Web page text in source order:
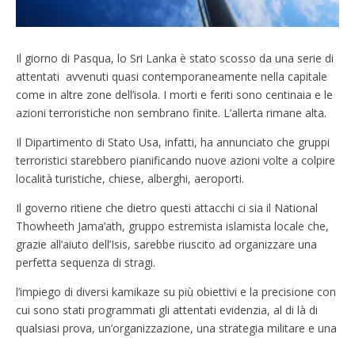
Il giorno di Pasqua, lo Sri Lanka è stato scosso da una serie di
attentati avvenuti quasi contemporaneamente nella capitale
come in altre zone dell’isola. I morti e feriti sono centinaia e le
azioni terroristiche non sembrano finite. L’allerta rimane alta.
Il Dipartimento di Stato Usa, infatti, ha annunciato che gruppi
terroristici starebbero pianificando nuove azioni volte a colpire
località turistiche, chiese, alberghi, aeroporti.
Il governo ritiene che dietro questi attacchi ci sia il National
Thowheeth Jama’ath, gruppo estremista islamista locale che,
grazie all’aiuto dell’Isis, sarebbe riuscito ad organizzare una
perfetta sequenza di stragi.
l’impiego di diversi kamikaze su più obiettivi e la precisione con
cui sono stati programmati gli attentati evidenzia, al di là di
qualsiasi prova, un’organizzazione, una strategia militare e una